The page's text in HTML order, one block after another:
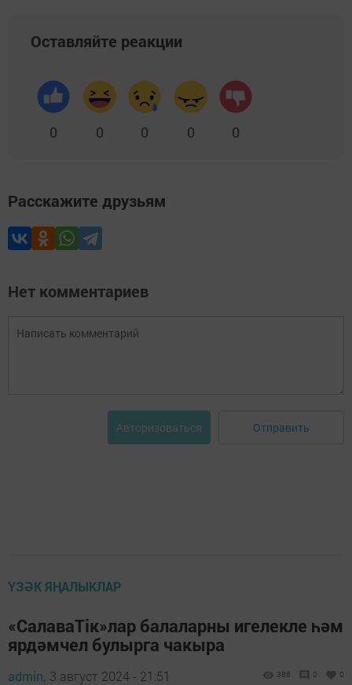
Оставляйте реакции
0 0 0 0 0
Расскажите друзьям
Нет комментариев
Авторизоваться Отправить
ҮЗӘК ЯҢАЛЫКЛАР
«СалаваTiк»лар балаларны игелекле һәм
ярдәмчел булырга чакыра
admin, 3 август 2024 - 21:51 386 0 0